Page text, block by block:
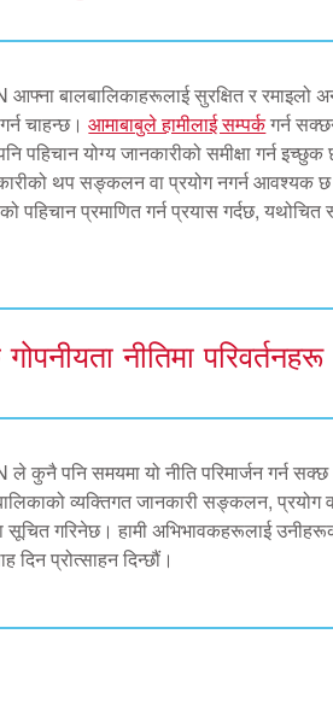
आफ्ना बालबालिकाहरूलाई सुरक्षित र
गर्न चाहन्छ।आमाबाबुले हामीलाई सम्पर्कगर्न
पहिचान योग्य जानकारीको समीक्षा गर्न
थप सङ्कलन वा प्रयोग नगर्न आवश्यक
पहिचान प्रमाणित गर्न प्रयास गर्दछ,
नीतिमा परिवर्तनहरू
ले कुनै पनि समयमा यो नीति परिमार्जन गर्न
व्यक्तिगत जानकारी सङ्कलन, प्रयोग
सूचित गरिनेछ। हामी अभिभावकहरूलाई
दिन प्रोत्साहन दिन्छौं।